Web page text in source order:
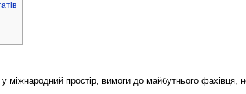
простір, вимоги до майбутнього фахівця,